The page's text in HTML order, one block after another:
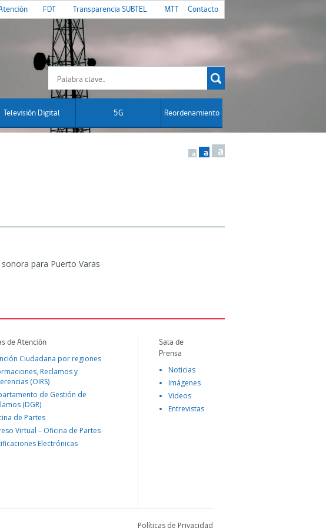
FDT Transparencia SUBTEL MTT Contacto
Televisión Digital 5G Reordenamiento
a a a
para Puerto Varas
de Atención
Ciudadana por regiones
Reclamos y
(OIRS)
de Gestión de
(DGR)
de Partes
Virtual – Oficina de Partes
Electrónicas
Sala de
Prensa
Noticias
Imágenes
Videos
Entrevistas
Políticas de Privacidad